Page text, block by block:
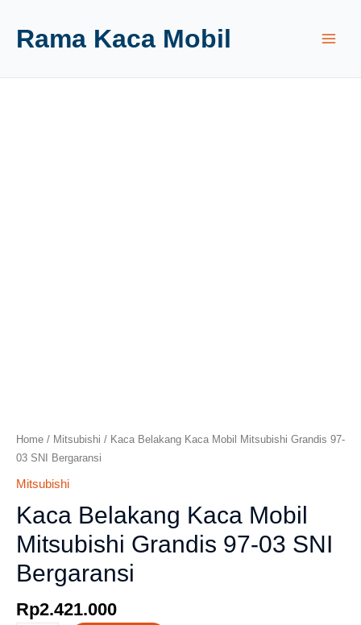
Rama Kaca Mobil
Home / Mitsubishi / Kaca Belakang Kaca Mobil Mitsubishi Grandis 97-
03 SNI Bergaransi
Mitsubishi
Kaca Belakang Kaca Mobil
Mitsubishi Grandis 97-03 SNI
Bergaransi
Rp2.421.000